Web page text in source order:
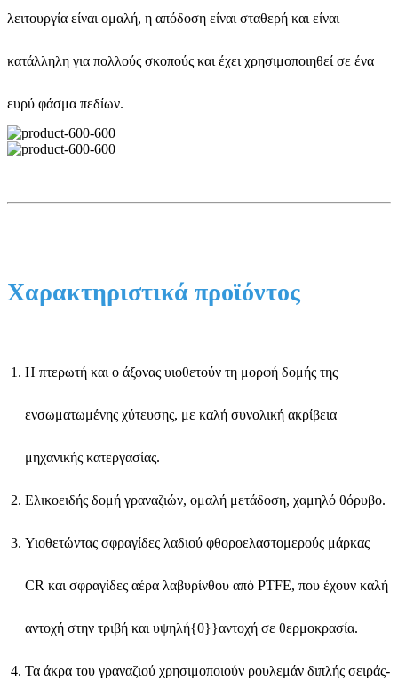
λειτουργία είναι ομαλή, η απόδοση είναι σταθερή και είναι
κατάλληλη για πολλούς σκοπούς και έχει χρησιμοποιηθεί σε ένα
ευρύ φάσμα πεδίων.
Χαρακτηριστικά προϊόντος
Η πτερωτή και ο άξονας υιοθετούν τη μορφή δομής της
ενσωματωμένης χύτευσης, με καλή συνολική ακρίβεια
μηχανικής κατεργασίας.
Ελικοειδής δομή γραναζιών, ομαλή μετάδοση, χαμηλό θόρυβο.
Υιοθετώντας σφραγίδες λαδιού φθοροελαστομερούς μάρκας
CR και σφραγίδες αέρα λαβυρίνθου από PTFE, που έχουν καλή
αντοχή στην τριβή και υψηλή{0}}αντοχή σε θερμοκρασία.
Τα άκρα του γραναζιού χρησιμοποιούν ρουλεμάν διπλής σειράς-